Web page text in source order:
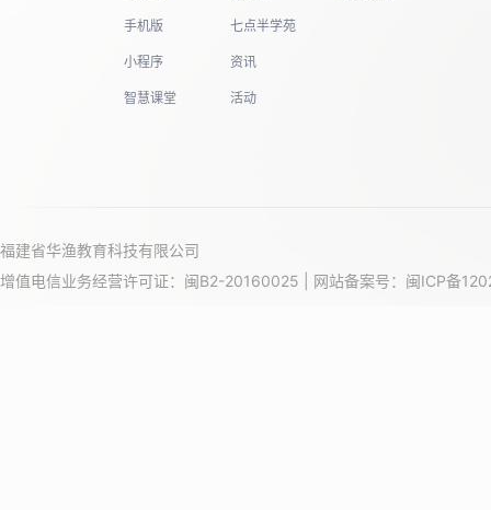
手机版
小程序
智慧课堂
七点半学苑
资讯
活动
福建省华渔教育科技有限公司
增值电信业务经营许可证：闽B2-20160025 | 网站备案号： 闽ICP备